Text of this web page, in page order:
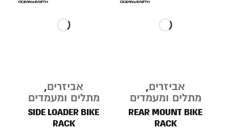
אביזרים,
מתלים ומעמדים
REAR MOUNT BIKE
RACK
אביזרים,
מתלים ומעמדים
SIDE LOADER BIKE
RACK